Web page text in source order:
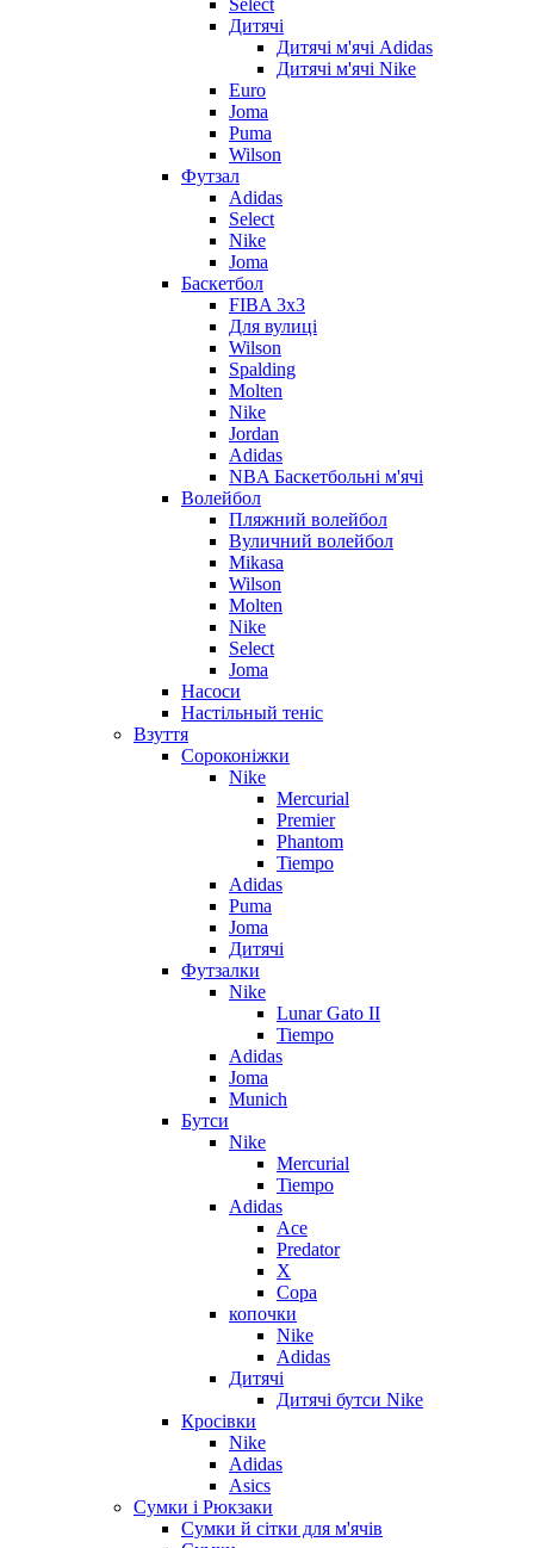
Select
Дитячі
Дитячі м'ячі Adidas
Дитячі м'ячі Nike
Euro
Joma
Puma
Wilson
Футзал
Adidas
Select
Nike
Joma
Баскетбол
FIBA 3x3
Для вулиці
Wilson
Spalding
Molten
Nike
Jordan
Adidas
NBA Баскетбольні м'ячі
Волейбол
Пляжний волейбол
Вуличний волейбол
Mikasa
Wilson
Molten
Nike
Select
Joma
Насоси
Настільный теніс
Взуття
Сороконіжки
Nike
Mercurial
Premier
Phantom
Tiempo
Adidas
Puma
Joma
Дитячі
Футзалки
Nike
Lunar Gato II
Tiempo
Adidas
Joma
Munich
Бутси
Nike
Mercurial
Tiempo
Adidas
Ace
Predator
X
Copa
копочки
Nike
Adidas
Дитячі
Дитячі бутси Nike
Кросівки
Nike
Adidas
Asics
Сумки і Рюкзаки
Сумки й сітки для м'ячів